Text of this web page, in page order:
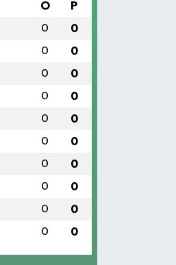
O P
0 0
0 0
0 0
0 0
0 0
0 0
0 0
0 0
0 0
0 0